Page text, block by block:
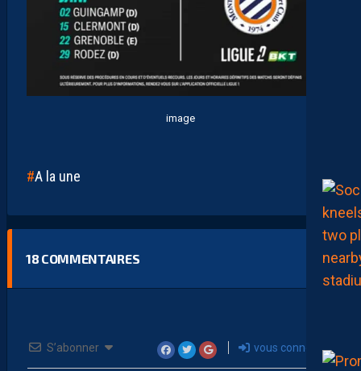
image
A la une
18 COMMENTAIRES
S’abonner vous connecter